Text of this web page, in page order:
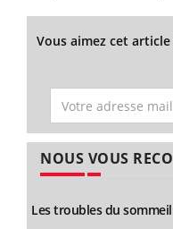
Vous aimez cet
NOUS VOUS
Les troubles du